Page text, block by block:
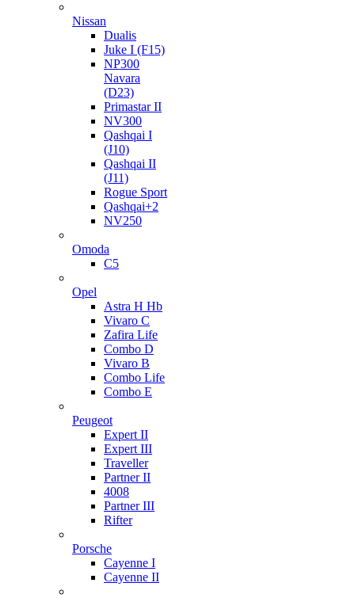
Nissan
Dualis
Juke I (F15)
NP300
Navara
(D23)
Primastar II
NV300
Qashqai I
(J10)
Qashqai II
(J11)
Rogue Sport
Qashqai+2
NV250
Omoda
C5
Opel
Astra H Hb
Vivaro C
Zafira Life
Combo D
Vivaro B
Combo Life
Combo E
Peugeot
Expert II
Expert III
Traveller
Partner II
4008
Partner III
Rifter
Porsche
Cayenne I
Cayenne II